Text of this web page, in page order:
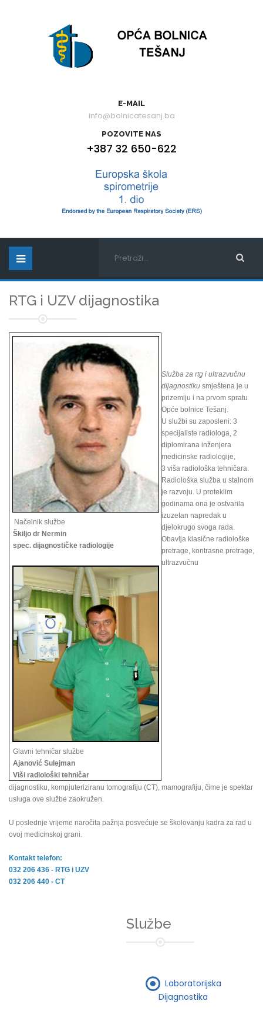
E-MAIL
info@bolnicatesanj.ba
POZOVITE NAS
+387 32 650-622
RTG i UZV dijagnostika
Načelnik službe
Škiljo dr Nermin
spec. dijagnostičke radiologije
Glavni tehničar službe
Ajanović Sulejman
Viši radiološki tehničar
Služba za rtg i ultrazvučnu
dijagnostiku smještena je u
prizemlju i na prvom spratu
Opće bolnice Tešanj.
U službi su zaposleni: 3
specijaliste radiologa, 2
diplomirana inženjera
medicinske radiologije,
3 viša radiološka tehničara.
Radiološka služba u stalnom
je razvoju. U proteklim
godinama ona je ostvarila
izuzetan napredak u
djelokrugo svoga rada.
Obavlja klasične radiološke
pretrage, kontrasne pretrage,
ultrazvučnu
dijagnostiku, kompjuteriziranu tomografiju (CT), mamografiju, čime je spektar
usluga ove službe zaokružen.
U poslednje vrijeme naročita pažnja posvećuje se školovanju kadra za rad u
ovoj medicinskoj grani.
Kontakt telefon:
032 206 436 - RTG i UZV
032 206 440 - CT
Službe
Laboratorijska
Dijagnostika